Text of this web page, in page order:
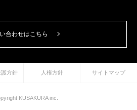
合わせはこちら
方針 人権方針 サイトマップ
KUSAKURA inc.